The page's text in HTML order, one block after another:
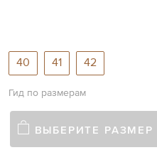
40 41 42
Гид по размерам
ВЫБЕРИТЕ РАЗМЕР